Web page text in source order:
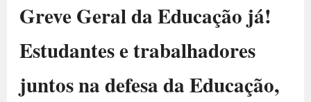
Greve Geral da Educação já!
Estudantes e trabalhadores
juntos na defesa da Educação,